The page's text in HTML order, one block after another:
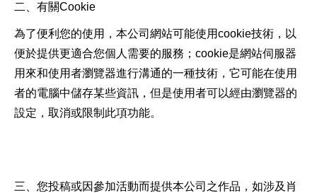
二、有關Cookie
為了便利您的使用，本公司網站可能使用cookie技術，以
便於提供更適合您個人需要的服務；cookie是網站伺服器
用來和使用者瀏覽器進行溝通的一種技術，它可能在使用
者的電腦中儲存某些資訊，但是使用者可以經由瀏覽器的
設定，取消或限制此項功能。
三、您投稿或因參加活動而提供本公司之作品，如涉及肖